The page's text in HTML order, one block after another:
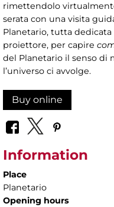
rimettendolo
serata con una visita
Planetario, tutta dedicata
proiettore, per capire
del Planetario il senso di
l’universo ci avvolge.
Buy online
Information
Place
Planetario
Opening hours